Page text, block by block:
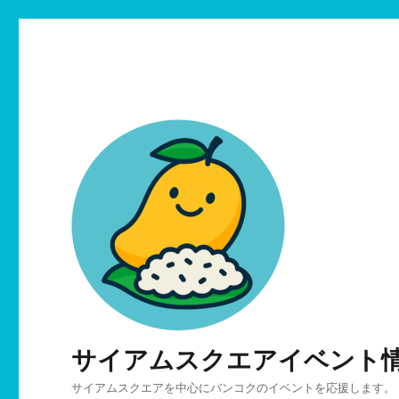
サイアムスクエアイベント
サイアムスクエアを中心にバンコクのイベントを応援します。